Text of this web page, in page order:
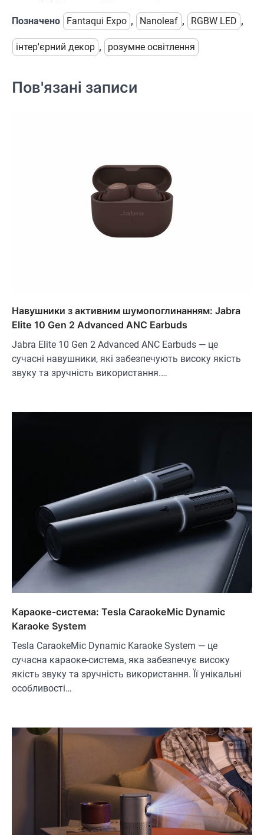
Позначено Fantaqui Expo , Nanoleaf , RGBW LED ,
інтер'єрний декор , розумне освітлення
Пов'язані записи
Навушники з активним шумопоглинанням: Jabra
Elite 10 Gen 2 Advanced ANC Earbuds
Jabra Elite 10 Gen 2 Advanced ANC Earbuds — це
сучасні навушники, які забезпечують високу якість
звуку та зручність використання.…
Караоке-система: Tesla CaraokeMic Dynamic
Karaoke System
Tesla CaraokeMic Dynamic Karaoke System — це
сучасна караоке-система, яка забезпечує високу
якість звуку та зручність використання. Її унікальні
особливості…